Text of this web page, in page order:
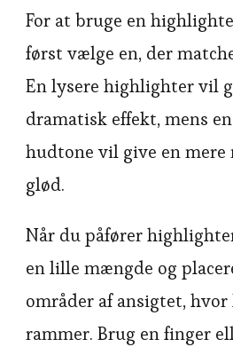
For at bruge en
først vælge en, der
En lysere highlighter vil
dramatisk effekt, mens
hudtone vil give en
glød.
Når du påfører
en lille mængde og
områder af ansigtet,
rammer. Brug en finger